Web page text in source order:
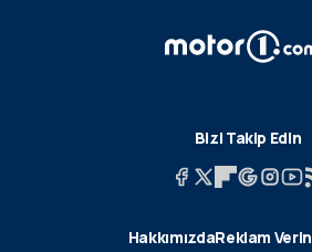
Bizi Takip Edin
HakkımızdaReklam Verin